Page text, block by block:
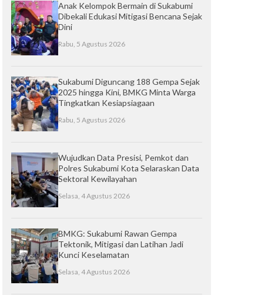
Anak Kelompok Bermain di Sukabumi
Dibekali Edukasi Mitigasi Bencana Sejak
Dini
Rabu, 5 Agustus 2026
Sukabumi Diguncang 188 Gempa Sejak
2025 hingga Kini, BMKG Minta Warga
Tingkatkan Kesiapsiagaan
Rabu, 5 Agustus 2026
Wujudkan Data Presisi, Pemkot dan
Polres Sukabumi Kota Selaraskan Data
Sektoral Kewilayahan
Selasa, 4 Agustus 2026
BMKG: Sukabumi Rawan Gempa
Tektonik, Mitigasi dan Latihan Jadi
Kunci Keselamatan
Selasa, 4 Agustus 2026